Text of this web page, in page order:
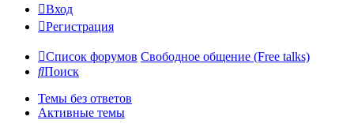
Вход
Регистрация
Список форумов Свободное общение (Free talks)
Поиск
Темы без ответов
Активные темы